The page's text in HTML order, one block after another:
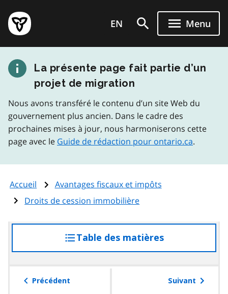
au
contenu
principal
Page
d'accueil
de
l'Ontario
EN Menu
La présente page fait partie d’un
projet de migration
Nous avons transféré le contenu d’un site Web du
gouvernement plus ancien. Dans le cadre des
prochaines mises à jour, nous harmoniserons cette
page avec le Guide de rédaction pour ontario.ca.
Accueil
Avantages fiscaux et impôts
Droits de cession immobilière
Table des matières
à
table
Précédent Suivant